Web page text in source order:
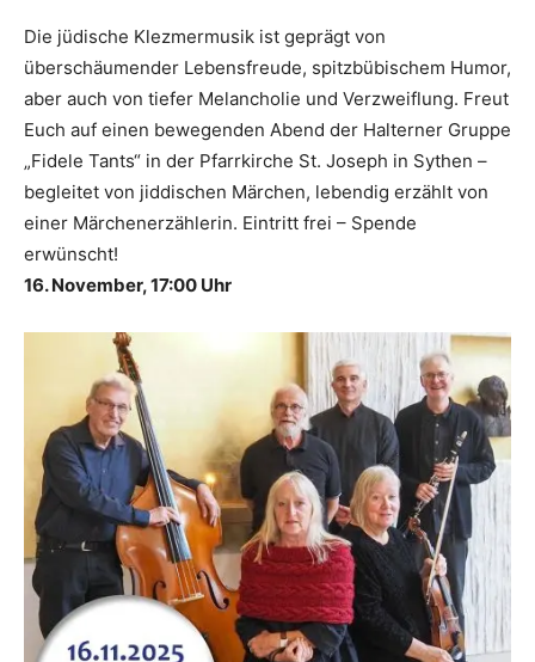
Die jüdische Klezmermusik ist geprägt von
überschäumender Lebensfreude, spitzbübischem Humor,
aber auch von tiefer Melancholie und Verzweiflung. Freut
Euch auf einen bewegenden Abend der Halterner Gruppe
„Fidele Tants“ in der Pfarrkirche St. Joseph in Sythen –
begleitet von jiddischen Märchen, lebendig erzählt von
einer Märchenerzählerin. Eintritt frei – Spende
erwünscht!
16. November, 17:00 Uhr